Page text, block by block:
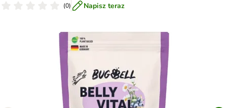
(0) Napisz teraz